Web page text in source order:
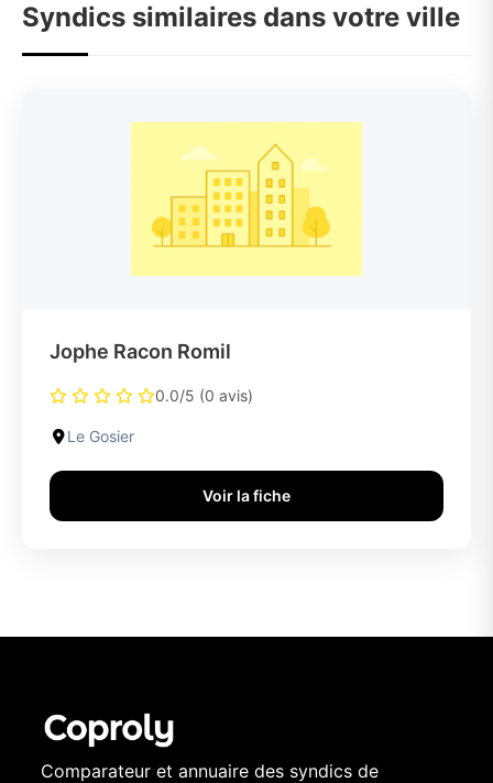
Syndics similaires dans votre ville
Jophe Racon Romil
0.0/5 (0 avis)
Le Gosier
Voir la fiche
Comparateur et annuaire des syndics de